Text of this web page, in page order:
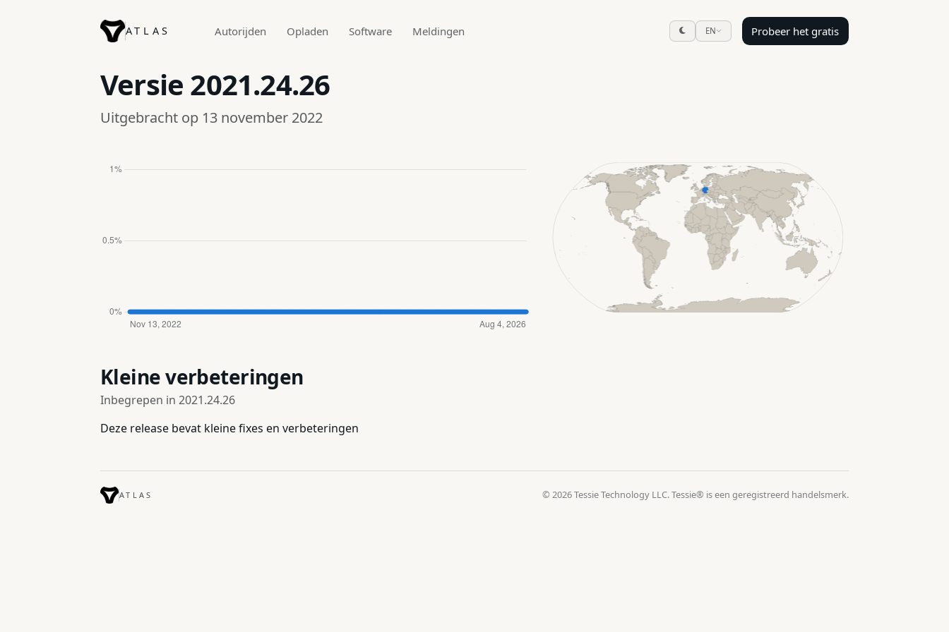
ATLAS Autorijden Opladen Software Meldingen EN Probeer het gratis
Versie 2021.24.26
Uitgebracht op 13 november 2022
Kleine verbeteringen
Inbegrepen in 2021.24.26
Deze release bevat kleine fixes en verbeteringen
ATLAS © 2026 Tessie Technology LLC. Tessie® is een geregistreerd handelsmerk.